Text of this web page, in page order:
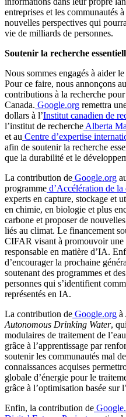
entreprises et les communautés
nouvelles perspectives qui
vie de milliards de personnes.
Soutenir la recherche
Nous sommes engagés à aider
Pour ce faire, nous annonçons
contributions à la recherche
Canada. Google.org remettra
dollars à l’Institut canadien de
l’institut de recherche Alberta
et au Centre d’expertise
afin de soutenir la recherche
que la durabilité et le
La contribution de Google.org
programme d’Accélération de la
experts en capture, stockage et
en chimie, en biologie et plus
carbone et proposer de
liés au climat. Le financement
CIFAR visant à promouvoir une
responsable en matière d’IA.
d’encourager la prochaine
soutenant des programmes et
personnes qui s’identifient
représentés en IA.
La contribution de Google.org à
Autonomous Drinking Water,
modulaires de traitement de
grâce à l’apprentissage par
soutenir les communautés mal
connaissances acquises
globale d’énergie pour le
grâce à l’optimisation basée sur
Enfin, la contribution de